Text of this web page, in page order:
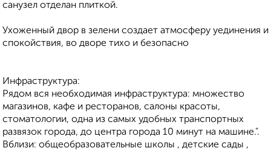
санузел отделан плиткой.
Ухоженный двор в зелени создает атмосферу уединения и
спокойствия, во дворе тихо и безопасно
Инфраструктура:
Рядом вся необходимая инфраструктура: множество
магазинов, кафе и ресторанов, салоны красоты,
стоматологии, одна из самых удобных транспортных
развязок города, до центра города 10 минут на машине.".
Вблизи: общеобразовательные школы , детские сады ,